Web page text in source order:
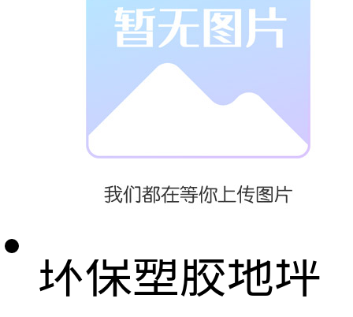
适且易于安
装，适合室内
外使用。
环保塑胶地坪